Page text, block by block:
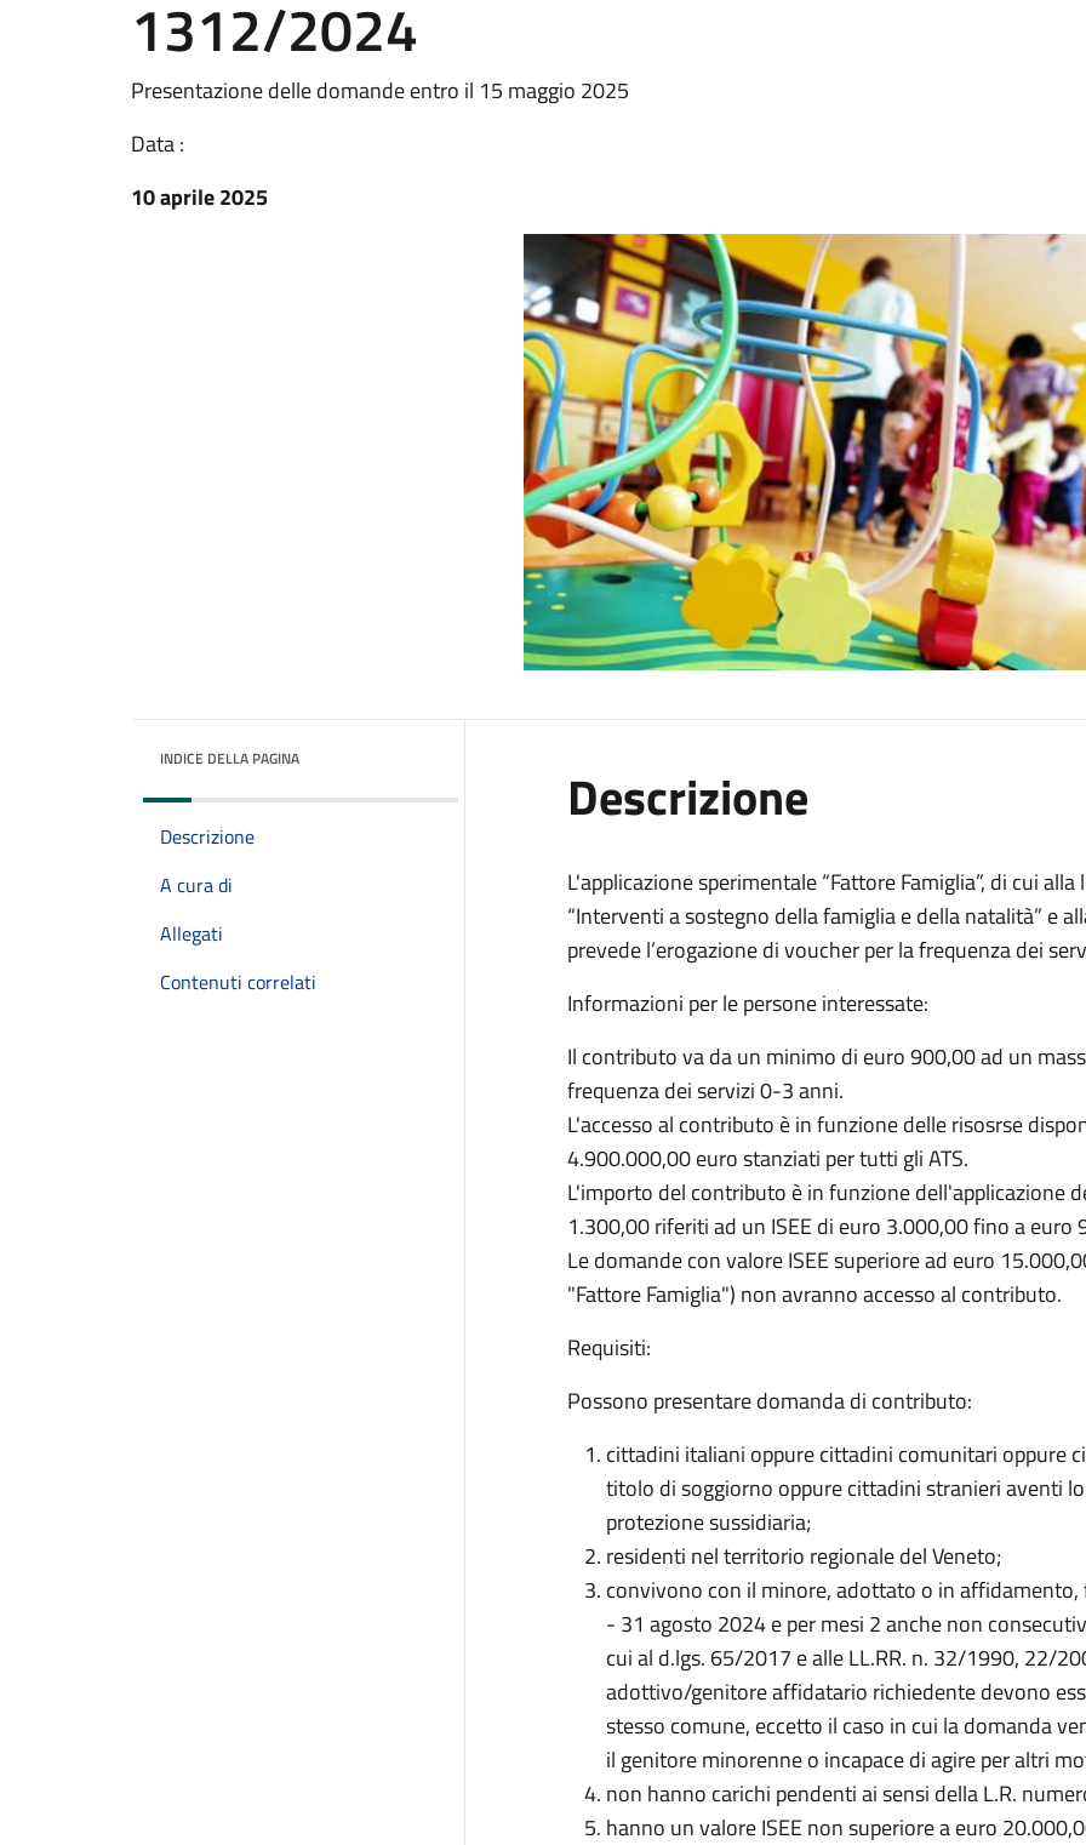
1312/2024
Presentazione delle domande entro il 15 maggio 2025
Data :
10 aprile 2025
INDICE DELLA PAGINA
Descrizione
A cura di
Allegati
Contenuti correlati
Descrizione
L'applicazione sperimentale “Fattore Famiglia”, di cui
“Interventi a sostegno della famiglia e della natalità” e
prevede l’erogazione di voucher per la frequenza dei
Informazioni per le persone interessate:
Il contributo va da un minimo di euro 900,00 ad un
frequenza dei servizi 0-3 anni.
L'accesso al contributo è in funzione delle risosrse
4.900.000,00 euro stanziati per tutti gli ATS.
L'importo del contributo è in funzione dell'applicazione
1.300,00 riferiti ad un ISEE di euro 3.000,00 fino a
Le domande con valore ISEE superiore ad euro
"Fattore Famiglia") non avranno accesso al contributo.
Requisiti:
Possono presentare domanda di contributo:
cittadini italiani oppure cittadini comunitari oppure
titolo di soggiorno oppure cittadini stranieri aventi
protezione sussidiaria;
residenti nel territorio regionale del Veneto;
convivono con il minore, adottato o in
- 31 agosto 2024 e per mesi 2 anche non
cui al d.lgs. 65/2017 e alle LL.RR. n. 32/1990, 22/
adottivo/genitore affidatario richiedente devono
stesso comune, eccetto il caso in cui la domanda
il genitore minorenne o incapace di agire per altri
non hanno carichi pendenti ai sensi della L.R.
hanno un valore ISEE non superiore a euro